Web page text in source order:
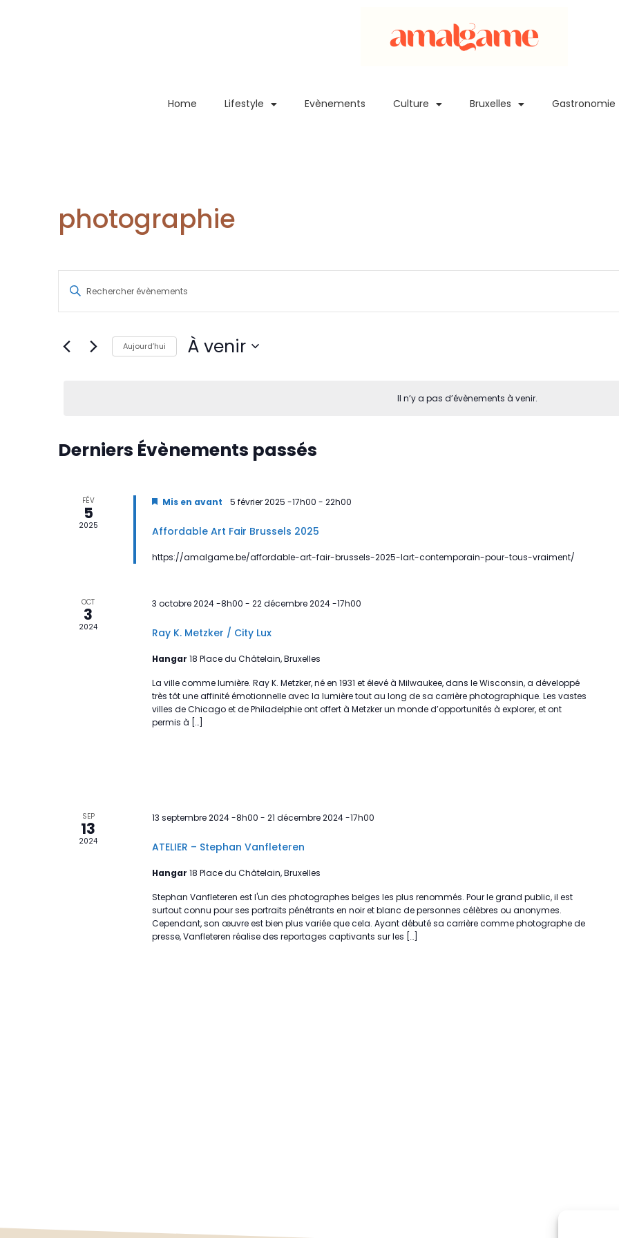
Home Lifestyle Evènements Culture Bruxelles Gastronomie
photographie
Il n’y a pas d’évènements à venir.
et
navigation
vues
Saisir
mot-
Rechercher
mot-
clé.
Aujourd’hui À venir
Derniers Évènements passés
FÉV
5
2025
Mis en avant 5 février 2025 -17h00 - 22h00
Affordable Art Fair Brussels 2025
https://amalgame.be/affordable-art-fair-brussels-2025-lart-contemporain-pour-tous-vraiment/
OCT
3
2024
3 octobre 2024 -8h00 - 22 décembre 2024 -17h00
Ray K. Metzker / City Lux
Hangar 18 Place du Châtelain, Bruxelles
La ville comme lumière. Ray K. Metzker, né en 1931 et élevé à Milwaukee, dans le Wisconsin, a développé
très tôt une affinité émotionnelle avec la lumière tout au long de sa carrière photographique. Les vastes
villes de Chicago et de Philadelphie ont offert à Metzker un monde d’opportunités à explorer, et ont
permis à […]
SEP
13
2024
13 septembre 2024 -8h00 - 21 décembre 2024 -17h00
ATELIER – Stephan Vanfleteren
Hangar 18 Place du Châtelain, Bruxelles
Stephan Vanfleteren est l'un des photographes belges les plus renommés. Pour le grand public, il est
surtout connu pour ses portraits pénétrants en noir et blanc de personnes célèbres ou anonymes.
Cependant, son œuvre est bien plus variée que cela. Ayant débuté sa carrière comme photographe de
presse, Vanfleteren réalise des reportages captivants sur les […]